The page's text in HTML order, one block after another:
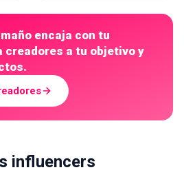
encaja con tu
creadores a tu objetivo y
influencers